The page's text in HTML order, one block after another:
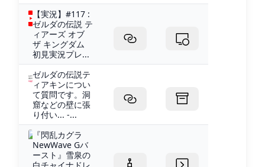
【実況】#117 :
ゼルダの伝説 テ
ィアーズ オブ
ザ キングダム
初見実況プレ...
ゼルダの伝説テ
ィアキンについ
て質問です。洞
窟などの壁に張
り付い... -...
『閃乱カグラ
NewWave Gバ
ースト』雪泉の